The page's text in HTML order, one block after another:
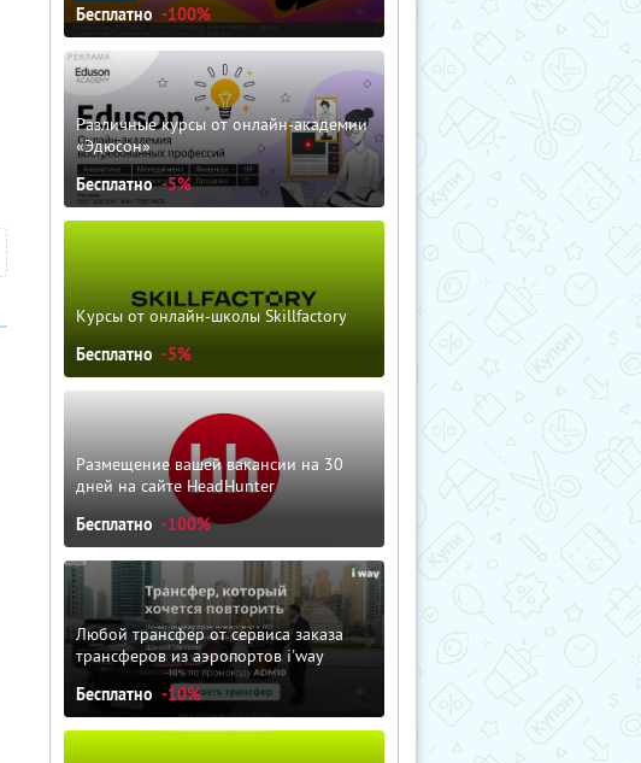
Бесплатно -100%
Различные курсы от онлайн-академии
«Эдюсон»
Бесплатно -5%
Курсы от онлайн-школы Skillfactory
Бесплатно -5%
Размещение вашей вакансии на 30
дней на сайте HeadHunter
Бесплатно -100%
Любой трансфер от сервиса заказа
трансферов из аэропортов i'way
Бесплатно -10%